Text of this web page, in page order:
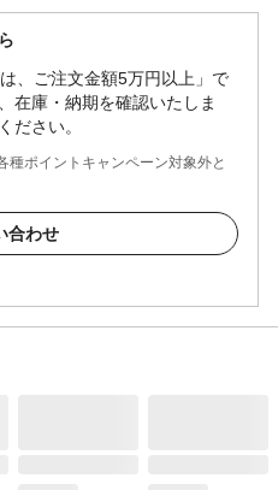
、ご注文金額5万円以上」で
在庫・納期を確認いたしま
ださい。
ポイントキャンペーン対象外と
合わせ